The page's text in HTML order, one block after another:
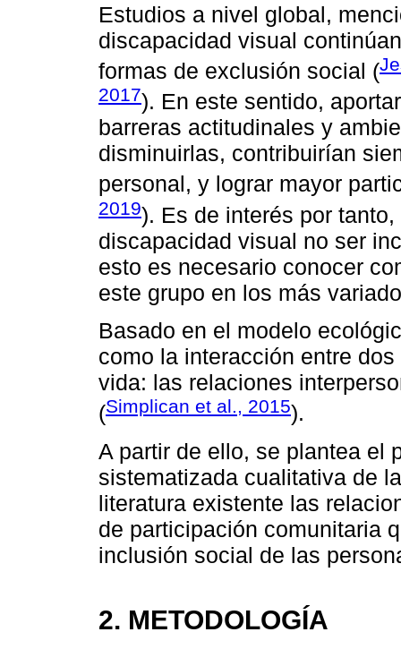
Estudios a nivel global,
discapacidad visual
formas de exclusión social (
2017). En este sentido,
barreras actitudinales y
disminuirlas, contribuirían
personal, y lograr mayor
2019). Es de interés por
discapacidad visual no ser
esto es necesario conocer
este grupo en los más
Basado en el modelo
como la interacción entre
vida: las relaciones
(Simplican et al., 2015).
A partir de ello, se plantea el
sistematizada cualitativa de
literatura existente las
de participación comunitaria
inclusión social de las
2. METODOLOGÍA